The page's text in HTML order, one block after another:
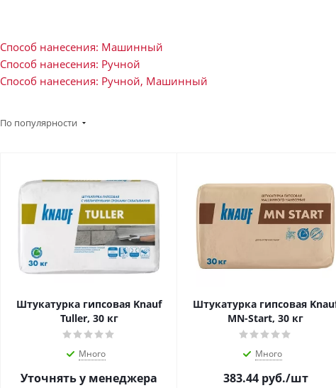
Способ нанесения: Машинный
Способ нанесения: Ручной
Способ нанесения: Ручной, Машинный
По популярности
Штукатурка гипсовая Knauf
Tuller, 30 кг
Много
Уточнять у менеджера
Штукатурка гипсовая
МN-Start, 30 кг
Много
383.44руб./шт